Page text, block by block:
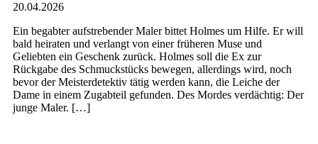
20.04.2026
Ein begabter aufstrebender Maler bittet Holmes um Hilfe. Er will
bald heiraten und verlangt von einer früheren Muse und
Geliebten ein Geschenk zurück. Holmes soll die Ex zur
Rückgabe des Schmuckstücks bewegen, allerdings wird, noch
bevor der Meisterdetektiv tätig werden kann, die Leiche der
Dame in einem Zugabteil gefunden. Des Mordes verdächtig: Der
junge Maler. […]